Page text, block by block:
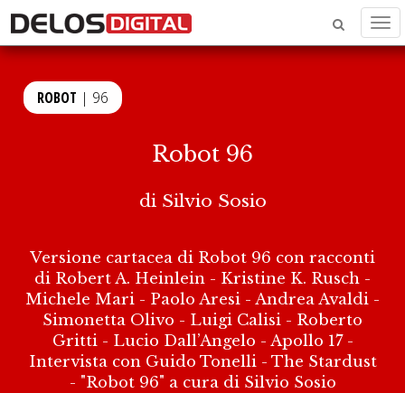
ROBOT | 96
Robot 96
di Silvio Sosio
Versione cartacea di Robot 96 con racconti
di Robert A. Heinlein - Kristine K. Rusch -
Michele Mari - Paolo Aresi - Andrea Avaldi -
Simonetta Olivo - Luigi Calisi - Roberto
Gritti - Lucio Dall’Angelo - Apollo 17 -
Intervista con Guido Tonelli - The Stardust
- "Robot 96" a cura di Silvio Sosio